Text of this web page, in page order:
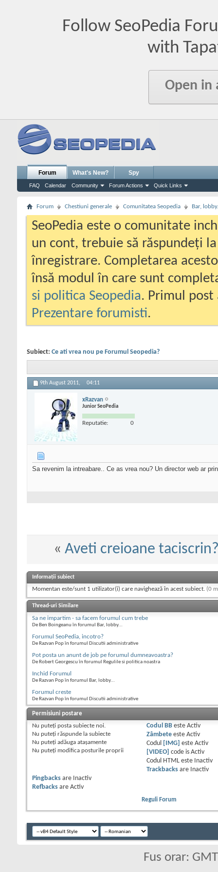
Follow SeoPedia
with
Open in
Forum
FAQ Calendar Community Forum Actions Quick Links
What's New? Spy
Forum Chestiuni generale Comunitatea Seopedia Bar,
SeoPedia este o comunitate
un cont, trebuie să răspundeți
înregistrare. Completarea
însă modul în care sunt
si politica Seopedia. Primul
Prezentare forumisti.
Subiect: Ce ati vrea nou pe Forumul Seopedia?
9th August 2011, 04:11
xRazvan
Junior SeoPedia
Reputatie: 0
Sa revenim la intreabare.. Ce as vrea nou? Un director web ar
« Aveti creioane
Informații subiect
Momentan este/sunt 1 utilizator(i) care navighează în acest subiect. (0
Thread-uri Similare
Sa ne impartim - sa facem forumul cum trebe
De Ben Boingeanu în forumul Bar, lobby...
Forumul SeoPedia, incotro?
De Razvan Pop în forumul Discutii administrative
Pot posta un anunt de job pe forumul dumneavoastra?
De Robert Georgescu în forumul Regulile si politica noastra
Inchid Forumul
De Razvan Pop în forumul Bar, lobby...
Forumul creste
De Razvan Pop în forumul Discutii administrative
Permisiuni postare
Nu puteţi posta subiecte noi.
Nu puteţi răspunde la subiecte
Nu puteţi adăuga ataşamente
Nu puteţi modifica posturile proprii
Codul BBeste Activ
Zâmbeteeste Activ
Codul
[IMG] este Activ
[VIDEO] code is Activ
Codul HTML este
Inactiv
Trackbacksare
Inactiv
Pingbacks are
Inactiv
Refbacks are Activ
Reguli Forum
Fus orar: